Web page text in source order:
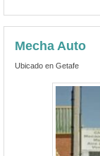
Mecha Auto
Ubicado en Getafe